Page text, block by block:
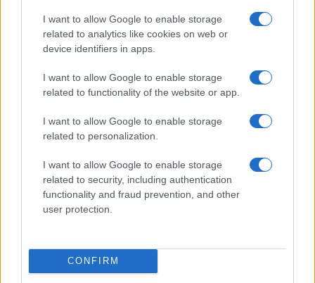
I want to allow Google to enable storage
related to analytics like cookies on web or
device identifiers in apps.
I want to allow Google to enable storage
related to functionality of the website or app.
I want to allow Google to enable storage
related to personalization.
I want to allow Google to enable storage
related to security, including authentication
functionality and fraud prevention, and other
user protection.
CONFIRM
Juliette Bernard · 7 Août 2026